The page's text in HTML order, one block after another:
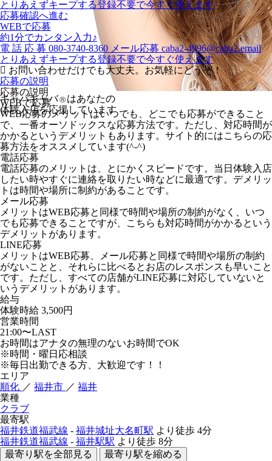
キャバキャバⓇ はあなたの
体験入店を応援しています
とりあえずキープする登録不要で今すぐ使えます
応募確認へ進む
WEBで応募
約1分でカンタン入力♪
電 話 応 募 080-3740-8360 メール応募 caba2-4996@caba2.email
とりあえずキープする登録不要で今すぐ使えます
お問い合わせだけでも大丈夫。お気軽にどうぞ！
応募の説明
応募の説明
WEBで応募
WEB応募のメリットはいつでも、どこでも応募ができること
で、一番オーソドックスな応募方法です。ただし、対応時間が
かかるというデメリットもあります。サイト的にはこちらの応
募方法をオススメしています(^-^)
電話応募
電話応募のメリットは、とにかくスピードです。当日体験入店
したい時やすぐに連絡を取りたい時などに最適です。デメリッ
トは時間や場所に制約があることです。
メール応募
メリットはWEB応募と同様で時間や場所の制約がなく、いつ
でも応募できることですが、こちらも対応時間がかかるという
デメリットがあります。
LINE応募
メリットはWEB応募、メール応募と同様で時間や場所の制約
がないことと、それらに比べるとお店のレスポンスも早いこと
です。ただし、すべての店舗がLINE応募に対応していないと
いうデメリットがあります。
給与
体験時給 3,500円
営業時間
21:00〜LAST
お時間はアナタの無理のないお時間でOK
※時間・曜日応相談
※毎日出勤できる方、大歓迎です！！
エリア
順化 ／ 福井市 ／ 福井
業種
クラブ
最寄駅
福井鉄道福武線 - 福井城址大名町駅 より徒歩 4分
福井鉄道福武線 - 福井駅駅 より徒歩 8分
最寄り駅を全部見る
最寄り駅を縮める